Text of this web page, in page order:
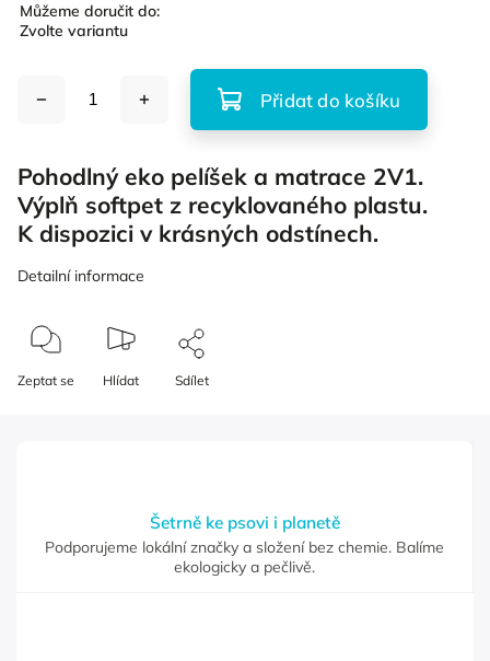
Můžeme doručit do:
Zvolte variantu
Přidat do košíku
Pohodlný eko pelíšek a matrace 2V1.
Výplň softpet z recyklovaného plastu.
K dispozici v krásných odstínech.
Detailní informace
Zeptat se Hlídat Sdílet
Šetrně ke psovi i planetě
Podporujeme lokální značky a složení bez chemie. Balíme
ekologicky a pečlivě.